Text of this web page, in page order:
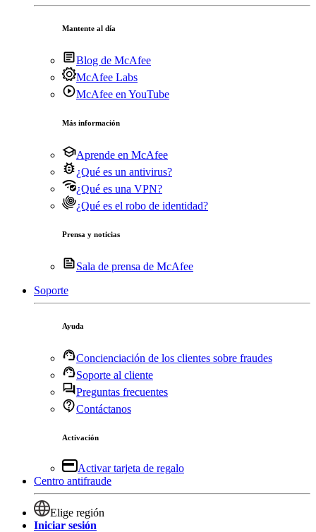
Mantente al día
Blog de McAfee
McAfee Labs
McAfee en YouTube
Más información
Aprende en McAfee
¿Qué es un antivirus?
¿Qué es una VPN?
¿Qué es el robo de identidad?
Prensa y noticias
Sala de prensa de McAfee
Soporte
Ayuda
Concienciación de los clientes sobre fraudes
Soporte al cliente
Preguntas frecuentes
Contáctanos
Activación
Activar tarjeta de regalo
Centro antifraude
Elige región
Iniciar sesión